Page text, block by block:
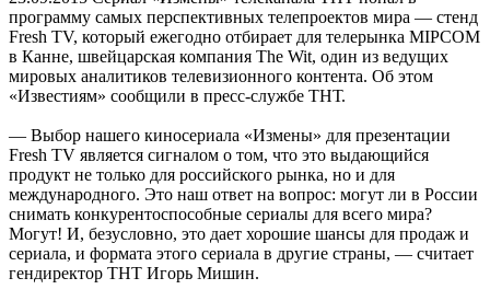
программу самых перспективных телепроектов мира — стенд
Fresh TV, который ежегодно отбирает для телерынка MIPCOM
в Канне, швейцарская компания The Wit, один из ведущих
мировых аналитиков телевизионного контента. Об этом
«Известиям» сообщили в пресс-службе ТНТ.
— Выбор нашего киносериала «Измены» для презентации
Fresh TV является сигналом о том, что это выдающийся
продукт не только для российского рынка, но и для
международного. Это наш ответ на вопрос: могут ли в России
снимать конкурентоспособные сериалы для всего мира?
Могут! И, безусловно, это дает хорошие шансы для продаж и
сериала, и формата этого сериала в другие страны, — считает
гендиректор ТНТ Игорь Мишин.